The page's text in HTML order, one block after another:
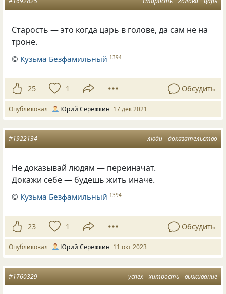
Старость — это когда царь в голове, да сам не на
троне.
© Кузьма Безфамильный 1394
25 1 Обсудить
Опубликовал Юрий Сережкин 17 дек 2021
люди доказательство
#1922134
Не доказывай людям — переиначат.
Докажи себе — будешь жить иначе.
© Кузьма Безфамильный 1394
23 1 Обсудить
Опубликовал Юрий Сережкин 11 окт 2023
успех хитрость выживание
#1760329